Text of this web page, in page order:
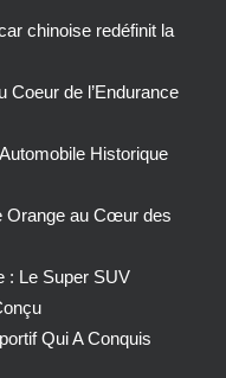
chinoise redéfinit la
Coeur de l’Endurance
Historique
Orange au Cœur des
: Le Super SUV
Qui A Conquis